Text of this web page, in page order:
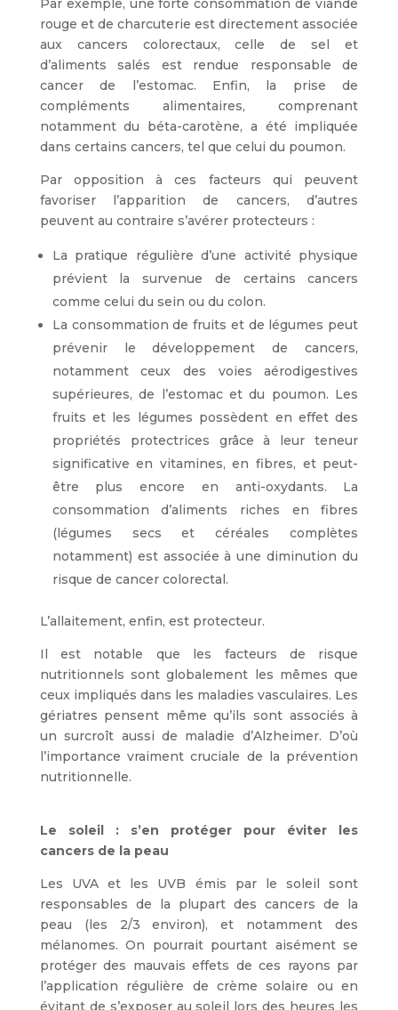
Par exemple, une forte consommation de viande
rouge et de charcuterie est directement associée
aux cancers colorectaux, celle de sel et
d’aliments salés est rendue responsable de
cancer de l’estomac. Enfin, la prise de
compléments alimentaires, comprenant
notamment du béta-carotène, a été impliquée
dans certains cancers, tel que celui du poumon.
Par opposition à ces facteurs qui peuvent
favoriser l’apparition de cancers, d’autres
peuvent au contraire s’avérer protecteurs :
La pratique régulière d’une activité physique
prévient la survenue de certains cancers
comme celui du sein ou du colon.
La consommation de fruits et de légumes peut
prévenir le développement de cancers,
notamment ceux des voies aérodigestives
supérieures, de l’estomac et du poumon. Les
fruits et les légumes possèdent en effet des
propriétés protectrices grâce à leur teneur
significative en vitamines, en fibres, et peut-
être plus encore en anti-oxydants. La
consommation d’aliments riches en fibres
(légumes secs et céréales complètes
notamment) est associée à une diminution du
risque de cancer colorectal.
L’allaitement, enfin, est protecteur.
Il est notable que les facteurs de risque
nutritionnels sont globalement les mêmes que
ceux impliqués dans les maladies vasculaires. Les
gériatres pensent même qu’ils sont associés à
un surcroît aussi de maladie d’Alzheimer. D’où
l’importance vraiment cruciale de la prévention
nutritionnelle.
Le soleil : s’en protéger pour éviter les
cancers de la peau
Les UVA et les UVB émis par le soleil sont
responsables de la plupart des cancers de la
peau (les 2/3 environ), et notamment des
mélanomes. On pourrait pourtant aisément se
protéger des mauvais effets de ces rayons par
l’application régulière de crème solaire ou en
évitant de s’exposer au soleil lors des heures les